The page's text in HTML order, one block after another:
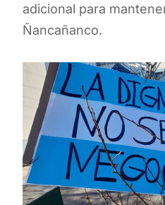
adicional para
Ñancañanco.